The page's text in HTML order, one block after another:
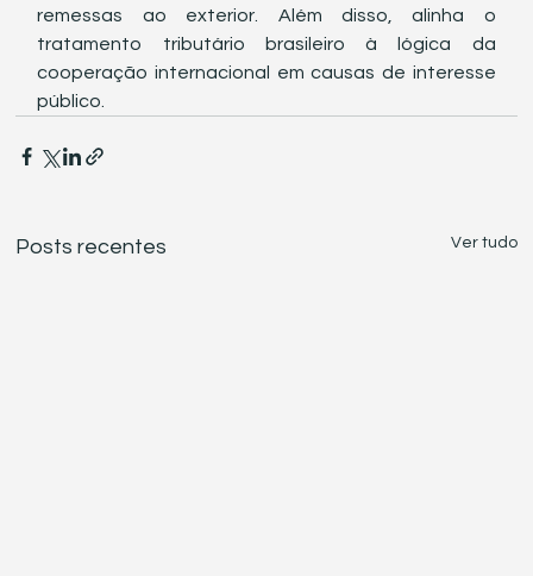
remessas ao exterior. Além disso, alinha o
tratamento tributário brasileiro à lógica da
cooperação internacional em causas de interesse
público.
Posts recentes Ver tudo